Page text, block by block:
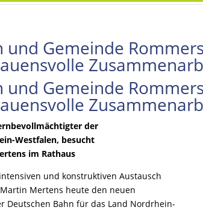
und Gemeinde
und Gemeinde
der
Westfalen, besucht
im Rathaus
und konstruktiven Austausch
Mertens heute den neuen
Deutschen Bahn für das Land Nordrhein-